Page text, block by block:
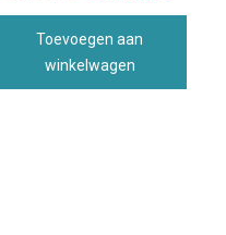
Toevoegen aan
winkelwagen